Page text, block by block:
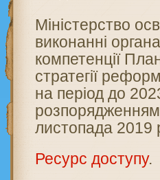
Міністерство
виконанні
компетенції
стратегії
на період до
розпорядженням
листопада
Ресурс доступу.